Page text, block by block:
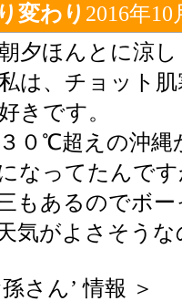
変わり 2016年10
夕ほんとに涼
は、チョット
好きです。
３０℃超えの沖縄
なってたんで
もあるのでボ
気がよさそう
さん’ 情報 ＞